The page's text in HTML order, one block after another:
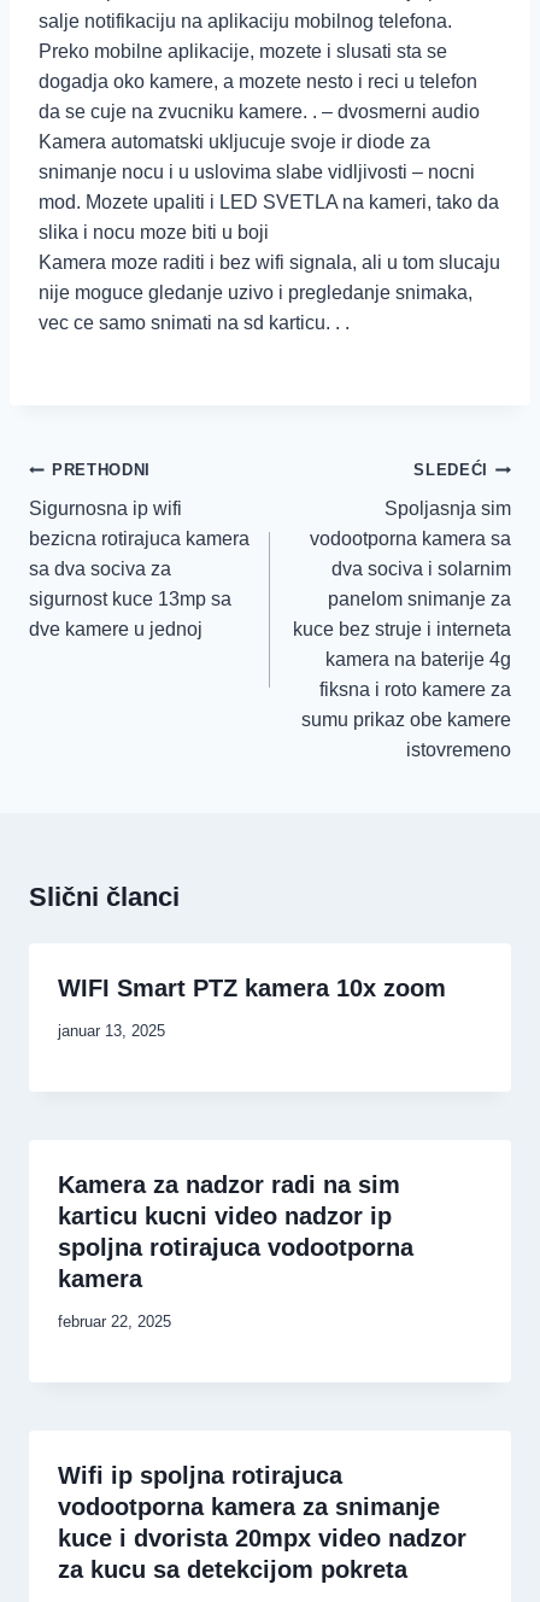
salje notifikaciju na aplikaciju mobilnog telefona.
Preko mobilne aplikacije, mozete i slusati sta se
dogadja oko kamere, a mozete nesto i reci u telefon
da se cuje na zvucniku kamere. . – dvosmerni audio
Kamera automatski ukljucuje svoje ir diode za
snimanje nocu i u uslovima slabe vidljivosti – nocni
mod. Mozete upaliti i LED SVETLA na kameri, tako da
slika i nocu moze biti u boji
Kamera moze raditi i bez wifi signala, ali u tom slucaju
nije moguce gledanje uzivo i pregledanje snimaka,
vec ce samo snimati na sd karticu. . .
PRETHODNI
Sigurnosna ip wifi
bezicna rotirajuca kamera
sa dva sociva za
sigurnost kuce 13mp sa
dve kamere u jednoj
SLEDEĆI
Spoljasnja sim
vodootporna kamera sa
dva sociva i solarnim
panelom snimanje za
kuce bez struje i interneta
kamera na baterije 4g
fiksna i roto kamere za
sumu prikaz obe kamere
istovremeno
Slični članci
WIFI Smart PTZ kamera 10x zoom
januar 13, 2025
Kamera za nadzor radi na sim
karticu kucni video nadzor ip
spoljna rotirajuca vodootporna
kamera
februar 22, 2025
Wifi ip spoljna rotirajuca
vodootporna kamera za snimanje
kuce i dvorista 20mpx video nadzor
za kucu sa detekcijom pokreta